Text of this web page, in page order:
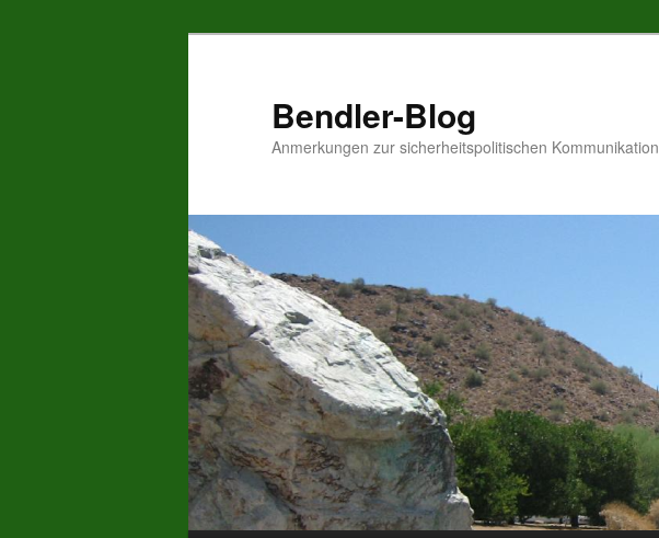
Bendler-Blog
Anmerkungen zur sicherheitspolitischen Kommunikation